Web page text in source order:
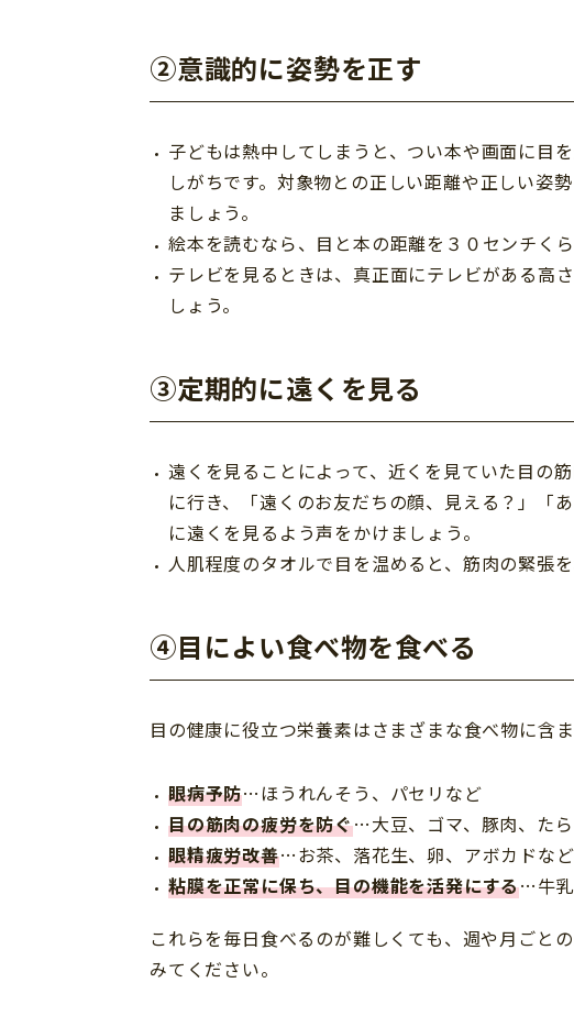
②意識的に姿勢を正す
子どもは熱中してしまうと、つい本や画面に目
しがちです。対象物との正しい距離や正しい姿
ましょう。
絵本を読むなら、目と本の距離を３０センチくら
テレビを見るときは、真正面にテレビがある高
しょう。
③定期的に遠くを見る
遠くを見ることによって、近くを見ていた目の
に行き、「遠くのお友だちの顔、見える？」「
に遠くを見るよう声をかけましょう。
人肌程度のタオルで目を温めると、筋肉の緊張
④目によい食べ物を食べる
目の健康に役立つ栄養素はさまざまな食べ物に含ま
眼病予防…ほうれんそう、パセリなど
目の筋肉の疲労を防ぐ…大豆、ゴマ、豚肉、た
眼精疲労改善…お茶、落花生、卵、アボカドなど
粘膜を正常に保ち、目の機能を活発にする…牛
これらを毎日食べるのが難しくても、週や月ごと
みてください。